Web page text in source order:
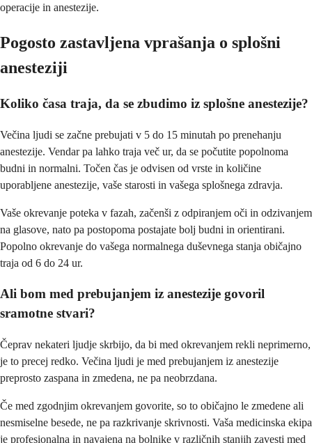
operacije in anestezije.
Pogosto zastavljena vprašanja o splošni
anesteziji
Koliko časa traja, da se zbudimo iz splošne anestezije?
Večina ljudi se začne prebujati v 5 do 15 minutah po prenehanju
anestezije. Vendar pa lahko traja več ur, da se počutite popolnoma
budni in normalni. Točen čas je odvisen od vrste in količine
uporabljene anestezije, vaše starosti in vašega splošnega zdravja.
Vaše okrevanje poteka v fazah, začenši z odpiranjem oči in odzivanjem
na glasove, nato pa postopoma postajate bolj budni in orientirani.
Popolno okrevanje do vašega normalnega duševnega stanja običajno
traja od 6 do 24 ur.
Ali bom med prebujanjem iz anestezije govoril
sramotne stvari?
Čeprav nekateri ljudje skrbijo, da bi med okrevanjem rekli neprimerno,
je to precej redko. Večina ljudi je med prebujanjem iz anestezije
preprosto zaspana in zmedena, ne pa neobrzdana.
Če med zgodnjim okrevanjem govorite, so to običajno le zmedene ali
nesmiselne besede, ne pa razkrivanje skrivnosti. Vaša medicinska ekipa
je profesionalna in navajena na bolnike v različnih stanjih zavesti med